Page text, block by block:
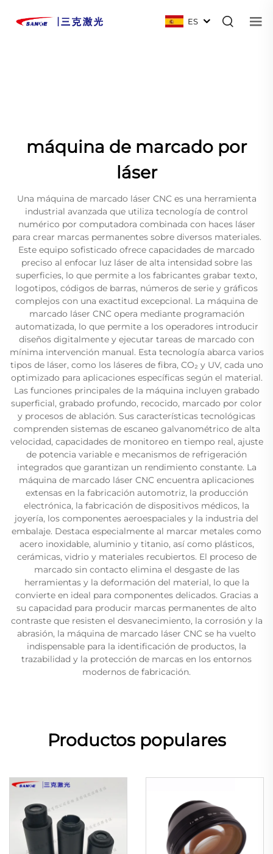
ES
máquina de marcado por
láser
Una máquina de marcado láser CNC es una herramienta
industrial avanzada que utiliza tecnología de control
numérico por computadora combinada con haces láser
para crear marcas permanentes sobre diversos materiales.
Este equipo sofisticado ofrece capacidades de marcado
preciso al enfocar luz láser de alta intensidad sobre las
superficies, lo que permite a los fabricantes grabar texto,
logotipos, códigos de barras, números de serie y gráficos
complejos con una exactitud excepcional. La máquina de
marcado láser CNC opera mediante programación
automatizada, lo que permite a los operadores introducir
diseños digitalmente y ejecutar tareas de marcado con
mínima intervención manual. Esta tecnología abarca varios
tipos de láser, como los láseres de fibra, CO₂ y UV, cada uno
optimizado para aplicaciones específicas según el material.
Las funciones principales de la máquina incluyen grabado
superficial, grabado profundo, recocido, marcado por color
y procesos de ablación. Sus características tecnológicas
comprenden sistemas de escaneo galvanométrico de alta
velocidad, capacidades de monitoreo en tiempo real, ajuste
de potencia variable e mecanismos de refrigeración
integrados que garantizan un rendimiento constante. La
máquina de marcado láser CNC encuentra aplicaciones
extensas en la fabricación automotriz, la producción
electrónica, la fabricación de dispositivos médicos, la
joyería, los componentes aeroespaciales y la industria del
embalaje. Destaca especialmente al marcar metales como
acero inoxidable, aluminio y titanio, así como plásticos,
cerámicas, vidrio y materiales recubiertos. El proceso de
marcado sin contacto elimina el desgaste de las
herramientas y la deformación del material, lo que la
convierte en ideal para componentes delicados. Gracias a
su capacidad para producir marcas permanentes de alto
contraste que resisten el desvanecimiento, la corrosión y la
abrasión, la máquina de marcado láser CNC se ha vuelto
indispensable para la identificación de productos, la
trazabilidad y la protección de marcas en los entornos
modernos de fabricación.
Productos populares